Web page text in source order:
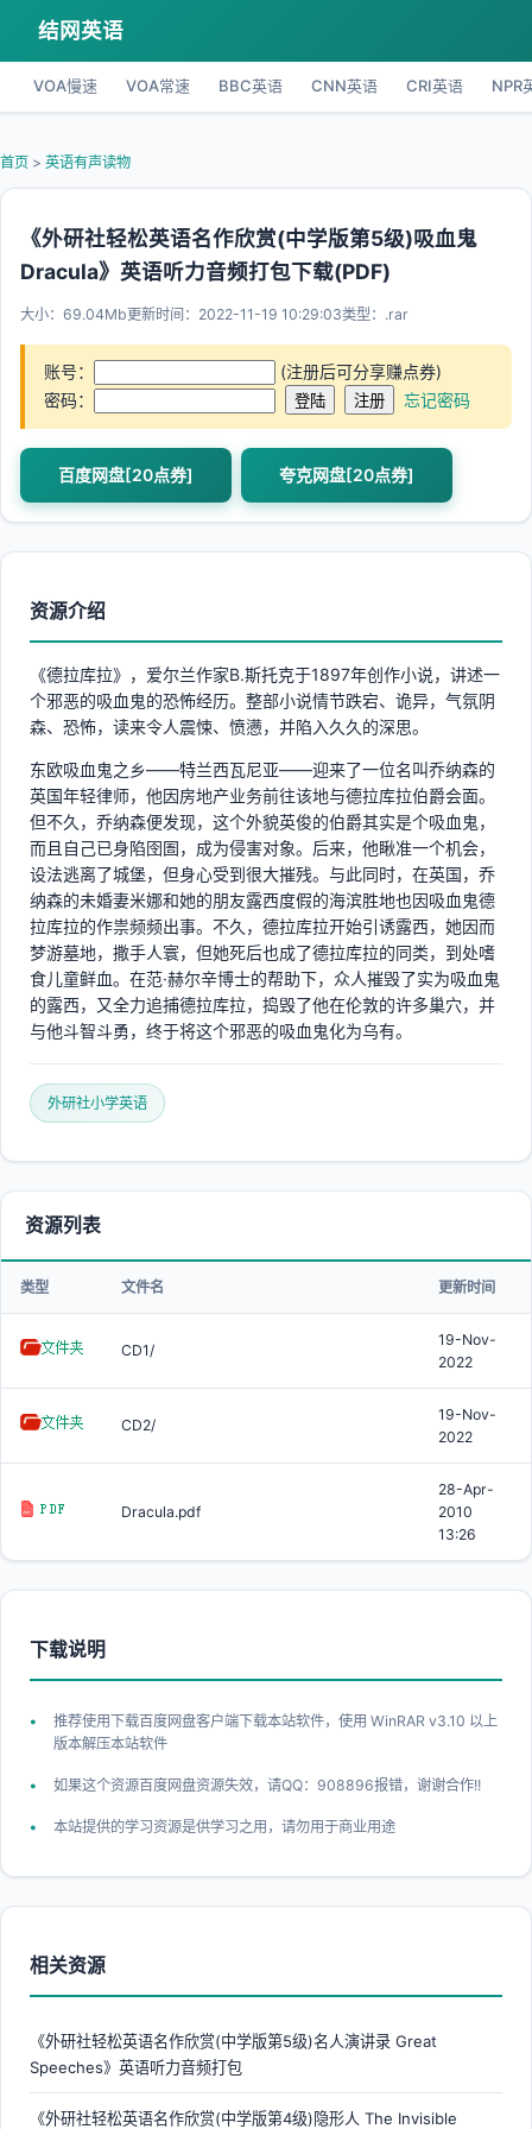
结网英语
VOA慢速 VOA常速 BBC英语 CNN英语 CRI英语 NPR
首页 > 英语有声读物
《外研社轻松英语名作欣赏(中学版第5级)吸血鬼
Dracula》英语听力音频打包下载(PDF)
大小：69.04Mb更新时间：2022-11-19 10:29:03类型：.rar
账号：
(注册后可分享赚点券)
密码：
忘记密码
百度网盘[20点券] 夸克网盘[20点券]
资源介绍
《德拉库拉》，爱尔兰作家B.斯托克于1897年创作小说，讲述一
个邪恶的吸血鬼的恐怖经历。整部小说情节跌宕、诡异，气氛阴
森、恐怖，读来令人震悚、愤懑，并陷入久久的深思。
东欧吸血鬼之乡——特兰西瓦尼亚——迎来了一位名叫乔纳森的
英国年轻律师，他因房地产业务前往该地与德拉库拉伯爵会面。
但不久，乔纳森便发现，这个外貌英俊的伯爵其实是个吸血鬼，
而且自己已身陷囹圄，成为侵害对象。后来，他瞅准一个机会，
设法逃离了城堡，但身心受到很大摧残。与此同时，在英国，乔
纳森的未婚妻米娜和她的朋友露西度假的海滨胜地也因吸血鬼德
拉库拉的作祟频频出事。不久，德拉库拉开始引诱露西，她因而
梦游墓地，撒手人寰，但她死后也成了德拉库拉的同类，到处嗜
食儿童鲜血。在范·赫尔辛博士的帮助下，众人摧毁了实为吸血鬼
的露西，又全力追捕德拉库拉，捣毁了他在伦敦的许多巢穴，并
与他斗智斗勇，终于将这个邪恶的吸血鬼化为乌有。
外研社小学英语
资源列表
类型 文件名 更新时间
CD1/
19-Nov-
2022
CD2/
19-Nov-
2022
Dracula.pdf
28-Apr-
2010
13:26
下载说明
推荐使用下载百度网盘客户端下载本站软件，使用 WinRAR v3.10 以上
版本解压本站软件
如果这个资源百度网盘资源失效，请QQ：908896报错，谢谢合作!!
本站提供的学习资源是供学习之用，请勿用于商业用途
相关资源
《外研社轻松英语名作欣赏(中学版第5级)名人演讲录 Great
Speeches》英语听力音频打包
《外研社轻松英语名作欣赏(中学版第4级)隐形人 The Invisible